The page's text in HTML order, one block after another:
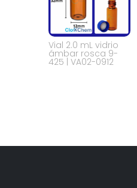
Vial 2.0 mL vidrio
ámbar rosca 9-
425 | VA02-0912